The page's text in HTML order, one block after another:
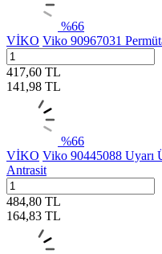
%66
VİKO Viko 90967031
417,60 TL
141,98 TL
%66
VİKO Viko 90445088 Uyarı
Antrasit
484,80 TL
164,83 TL